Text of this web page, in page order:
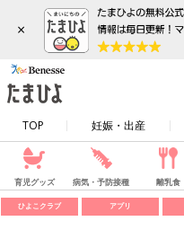
×
TOP 妊娠・出産
育児グッズ 病気・予防接種 離乳食
ひよこクラブ アプリ